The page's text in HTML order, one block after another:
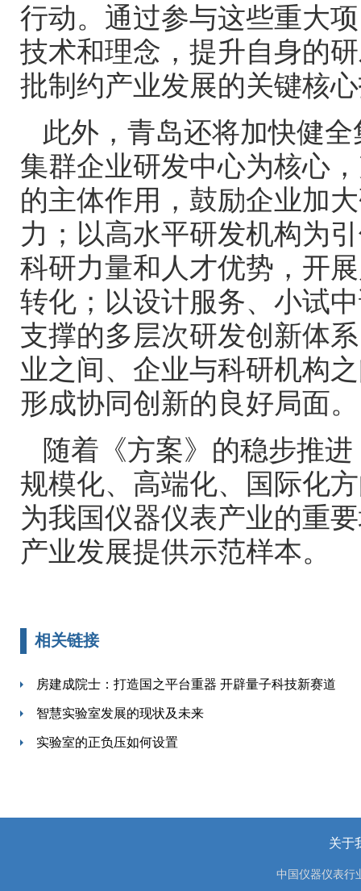
行动。通过参与这些重大
技术和理念，提升自身的
批制约产业发展的关键核
此外，青岛还将加快健
集群企业研发中心为核心
的主体作用，鼓励企业加
力；以高水平研发机构为
科研力量和人才优势，开
转化；以设计服务、小试
支撑的多层次研发创新体
业之间、企业与科研机构
形成协同创新的良好局面。
随着《方案》的稳步推
规模化、高端化、国际化
为我国仪器仪表产业的重
产业发展提供示范样本。
相关链接
房建成院士：打造国之平台重器 开辟量子科技新赛道
智慧实验室发展的现状及未来
实验室的正负压如何设置
关于
中国仪器仪表